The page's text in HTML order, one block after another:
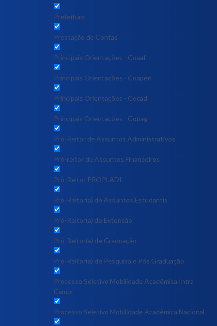
Prefeitura
Prestação de Contas
Principais Orientações - Coaaf
Principais Orientações - Coapen
Principais Orientações - Cocad
Principais Orientações - Copag
Pró-Reitor de Assuntos Administrativos
Pró-reitor de Assuntos Financeiros
Pró-Reitor PROPLADI
Pró-Reitor(a) de Assuntos Estudantis
Pró-Reitor(a) de Extensão
Pró-Reitor(a) de Graduação
Pró-Reitor(a) de Pesquisa e Pós Graduação
Processo Seletivo Mobilidade Acadêmica Intra
Campi
Processo Seletivo Mobilidade Acadêmica Nacional